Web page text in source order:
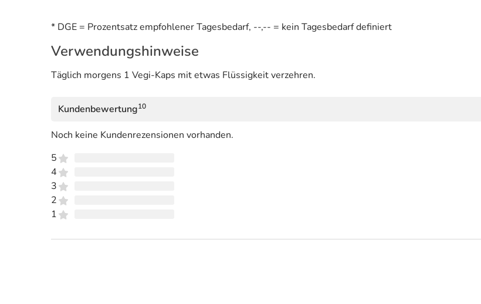
* DGE = Prozentsatz empfohlener Tagesbedarf, --,-- = kein Tagesbedarf definiert
Verwendungshinweise
Täglich morgens 1 Vegi-Kaps mit etwas Flüssigkeit verzehren.
Kundenbewertung10
Noch keine Kundenrezensionen vorhanden.
5
4
3
2
1